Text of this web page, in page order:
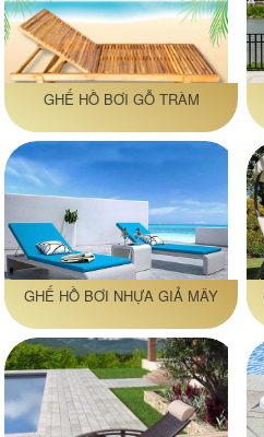
GHẾ HỒ BƠI GỖ TRÀM
GHẾ HỒ BƠI NHỰA GIẢ MÂY